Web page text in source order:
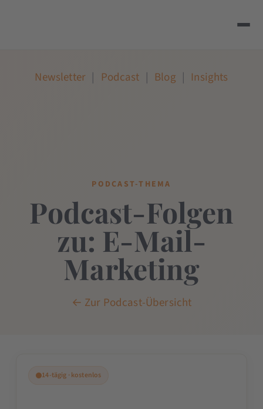
Newsletter | Podcast | Blog | Insights
PODCAST-THEMA
Podcast-Folgen
zu: E-Mail-
Marketing
← Zur Podcast-Übersicht
14-tägig · kostenlos